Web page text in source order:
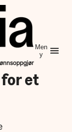
Men
y
for et